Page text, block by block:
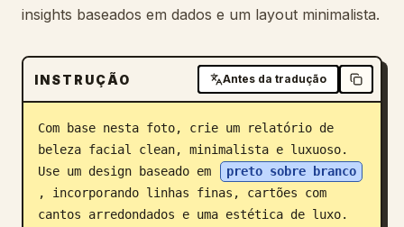
Transferir
Blogue
Atualizações
insights baseados em dados e um layout minimalista.
INSTRUÇÃO Antes da tradução
Com base nesta foto, crie um relatório de
beleza facial clean, minimalista e luxuoso.
Use um design baseado em
preto sobre branco
, incorporando linhas finas, cartões com
cantos arredondados e uma estética de luxo.